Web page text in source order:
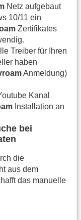
Netz aufgebaut
10/11 ein
Zertifikates
Treiber für Ihren
haben
Anmeldung)
Kanal
Installation an
bei
die
aus dem
das manuelle